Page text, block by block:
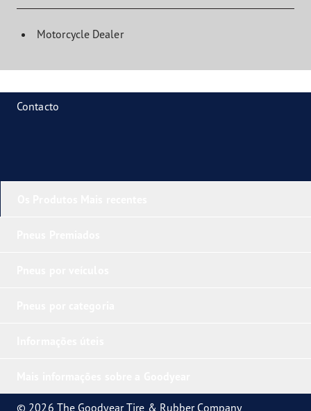
Motorcycle Dealer
Contacto
© 2026 The Goodyear Tire & Rubber Company